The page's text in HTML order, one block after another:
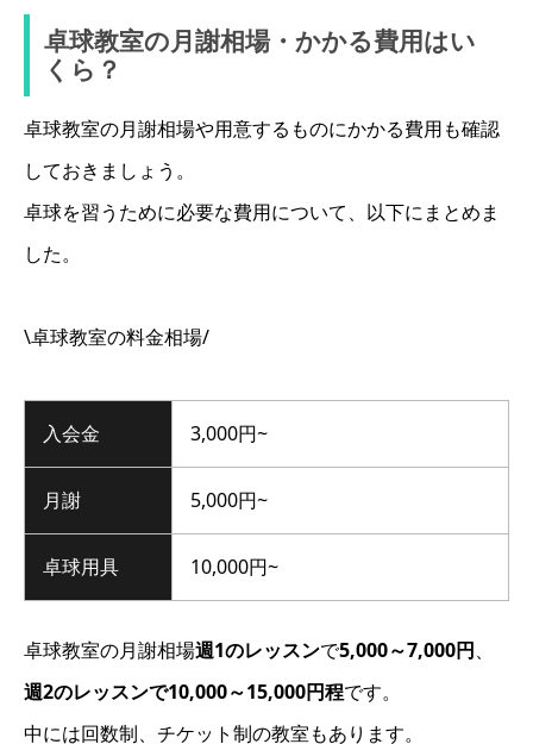
卓球教室の月謝相場・かかる費用はい
くら？
卓球教室の月謝相場や用意するものにかかる費用も確認
しておきましょう。
卓球を習うために必要な費用について、以下にまとめま
した。
\卓球教室の料金相場/
入会金 3,000円~
月謝 5,000円~
卓球用具 10,000円~
卓球教室の月謝相場週1のレッスンで5,000～7,000円、
週2のレッスンで10,000～15,000円程です。
中には回数制、チケット制の教室もあります。